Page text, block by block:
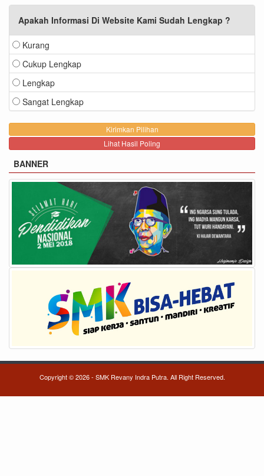
Apakah Informasi Di Website Kami Sudah Lengkap ?
Kurang
Cukup Lengkap
Lengkap
Sangat Lengkap
Lihat Hasil Poling
BANNER
Copyright © 2026 - SMK Revany Indra Putra. All Right Reserved.